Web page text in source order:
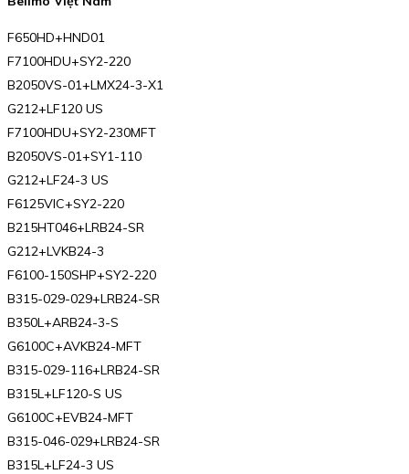
F650HD+HND01
F7100HDU+SY2-220
B2050VS-01+LMX24-3-X1
G212+LF120 US
F7100HDU+SY2-230MFT
B2050VS-01+SY1-110
G212+LF24-3 US
F6125VIC+SY2-220
B215HT046+LRB24-SR
G212+LVKB24-3
F6100-150SHP+SY2-220
B315-029-029+LRB24-SR
B350L+ARB24-3-S
G6100C+AVKB24-MFT
B315-029-116+LRB24-SR
B315L+LF120-S US
G6100C+EVB24-MFT
B315-046-029+LRB24-SR
B315L+LF24-3 US